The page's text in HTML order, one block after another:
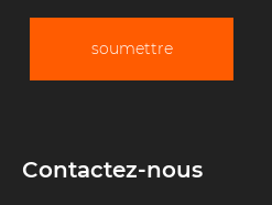
soumettre
Contactez-nous